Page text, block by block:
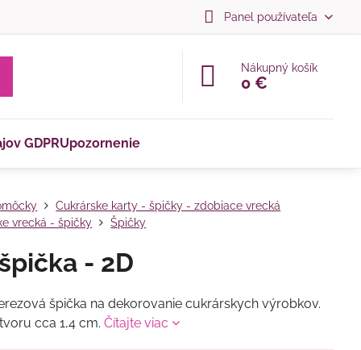
Panel používateľa
Nákupný košík
0 €
GDPRUpozornenie
Cukrárske karty - špičky - zdobiace vrecká
vrecká - špičky
Špičky
- 2D
špička na dekorovanie cukrárskych výrobkov.
cca 1,4 cm.Čítajte viac